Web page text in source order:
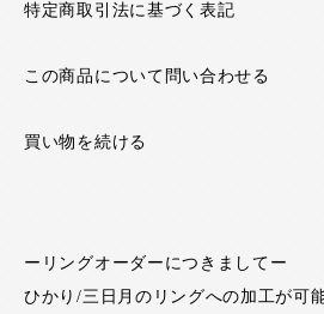
特定商取引法に基づく表記
この商品について問い合わせる
買い物を続ける
ーリングオーダーにつきましてー
ひかり/三日月のリングへの加工が可